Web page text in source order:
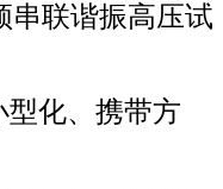
串联谐振高压试
化、携带方